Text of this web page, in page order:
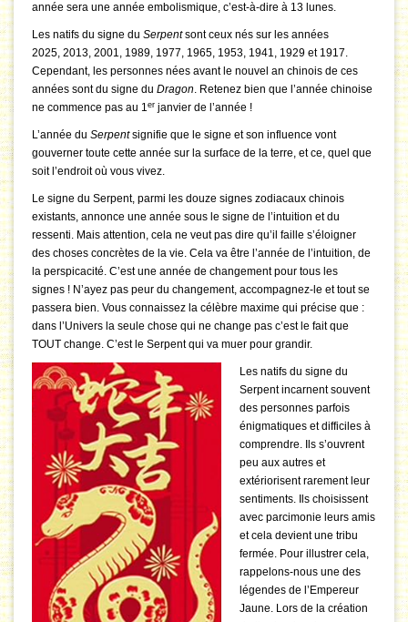
année sera une année embolismique, c’est-à-dire à 13 lunes.
Les natifs du signe du Serpentsont ceux nés sur les années
2025, 2013, 2001, 1989, 1977, 1965, 1953, 1941, 1929 et 1917.
Cependant, les personnes nées avant le nouvel an chinois de ces
années sont du signe du Dragon. Retenez bien que l’année chinoise
ne commence pas au 1er janvier de l’année !
L’année du Serpentsignifie que le signe et son influence vont
gouverner toute cette année sur la surface de la terre, et ce, quel que
soit l’endroit où vous vivez.
Le signe du Serpent, parmi les douze signes zodiacaux chinois
existants, annonce une année sous le signe de l’intuition et du
ressenti. Mais attention, cela ne veut pas dire qu’il faille s’éloigner
des choses concrètes de la vie. Cela va être l’année de l’intuition, de
la perspicacité. C’est une année de changement pour tous les
signes ! N’ayez pas peur du changement, accompagnez-le et tout se
passera bien. Vous connaissez la célèbre maxime qui précise que :
dans l’Univers la seule chose qui ne change pas c’est le fait que
TOUT change. C’est le Serpent qui va muer pour grandir.
Les natifs du signe du
Serpent incarnent souvent
des personnes parfois
énigmatiques et difficiles à
comprendre. Ils s’ouvrent
peu aux autres et
extériorisent rarement leur
sentiments. Ils choisissent
avec parcimonie leurs amis
et cela devient une tribu
fermée. Pour illustrer cela,
rappelons-nous une des
légendes de l’Empereur
Jaune. Lors de la création